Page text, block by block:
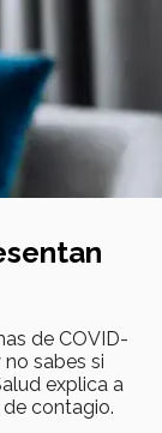
de COVID-
sabes si
explica a
contagio.